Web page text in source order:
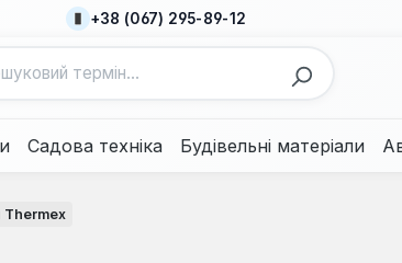
+38 (067) 295-89-12
Садова техніка Будівельні матеріали
Thermex